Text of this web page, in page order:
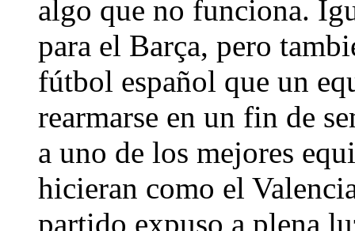
algo que no funciona.
para el Barça, pero
fútbol español que un
rearmarse en un fin de
a uno de los mejores
hicieran como el
partido expuso a plena